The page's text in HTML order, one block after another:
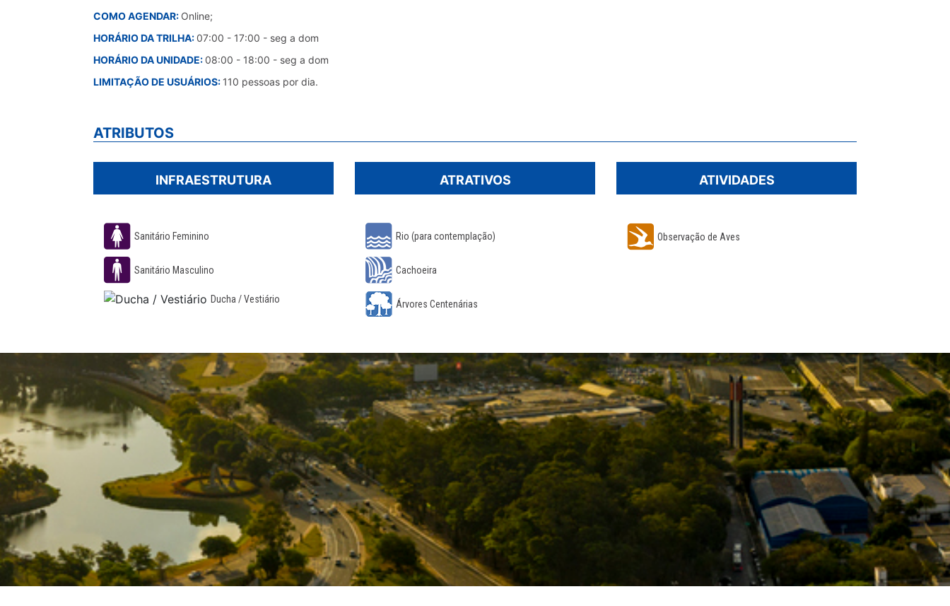
COMO AGENDAR: Online;
HORÁRIO DA TRILHA:07:00 - 17:00 - seg a dom
HORÁRIO DA UNIDADE:08:00 - 18:00 - seg a dom
LIMITAÇÃO DE USUÁRIOS: 110 pessoas por dia.
ATRIBUTOS
INFRAESTRUTURA
Sanitário Feminino
Sanitário Masculino
Ducha / Vestiário
ATRATIVOS
Rio (para contemplação)
Cachoeira
Árvores Centenárias
ATIVIDADES
Observação de Aves